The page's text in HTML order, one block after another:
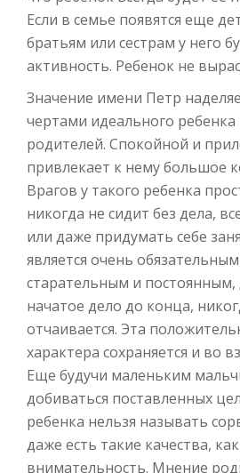
Если в семье появятся еще
братьям или сестрам у него
активность. Ребенок не
Значение имени Петр
чертами идеального ребенка
родителей. Спокойной и
привлекает к нему большое
Врагов у такого ребенка
никогда не сидит без дела,
или даже придумать себе
является очень
старательным и
начатое дело до конца,
отчаивается. Эта
характера сохраняется и во
Еще будучи маленьким
добиваться поставленных
ребенка нельзя называть
даже есть такие качества,
внимательность. Мнение